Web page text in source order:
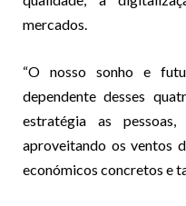
mercados.
“O nosso sonho e
dependente desses
estratégia as
aproveitando os ventos
económicos concretos e